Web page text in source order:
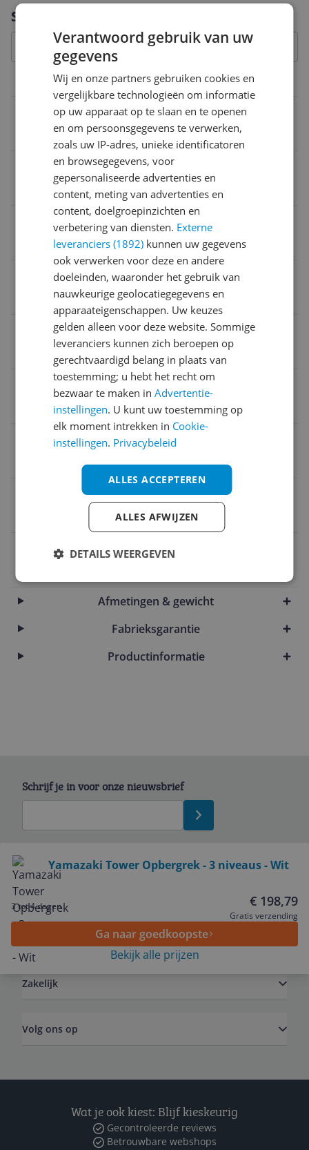
Specificaties
Overige kenmerken
Vaatwasser veilig
Verpakkingsgewicht
Verpakking breedte
Verpakking hoogte
Type keukenkastorganizer
MPN (Manufacturer Part Number)
Breekbaar
Verpakking lengte
Afmetingen & gewicht
Fabrieksgarantie
Productinformatie
Vraag 1 van 4
Yamazaki Tower Opbergrek - 3 niveaus - Wit
3 tot 4 dagen € 198,79
Gratis verzending
Ga naar goedkoopste
Bekijk alle prijzen
Schrijf je in voor onze nieuwsbrief
Service
Zakelijk
Volg ons op
Wat je ook kiest: Blijf kieskeurig
Gecontroleerde reviews
Betrouwbare webshops
Verantwoord gebruik van uw
gegevens
Wij en onze partners gebruiken cookies en
vergelijkbare technologieën om informatie
op uw apparaat op te slaan en te openen
en om persoonsgegevens te verwerken,
zoals uw IP-adres, unieke identificatoren
en browsegegevens, voor
gepersonaliseerde advertenties en
content, meting van advertenties en
content, doelgroepinzichten en
verbetering van diensten. Externe
leveranciers (1892) kunnen uw gegevens
ook verwerken voor deze en andere
doeleinden, waaronder het gebruik van
nauwkeurige geolocatiegegevens en
apparaateigenschappen. Uw keuzes
gelden alleen voor deze website. Sommige
leveranciers kunnen zich beroepen op
gerechtvaardigd belang in plaats van
toestemming; u hebt het recht om
bezwaar te maken inAdvertentie-
instellingen. U kunt uw toestemming op
elk moment intrekken in Cookie-
instellingen. Privacybeleid
ALLES ACCEPTEREN
ALLES AFWIJZEN
DETAILS WEERGEVEN